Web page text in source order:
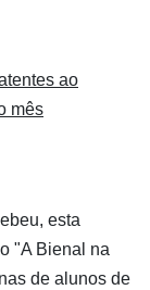
ao
mês
esta
"A Bienal na
de alunos de